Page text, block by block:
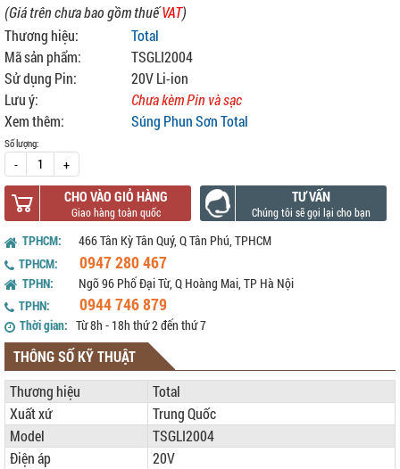
(Giá trên chưa bao gồm thuếVAT)
Thương hiệu:
Total
Mã sản phẩm:
TSGLI2004
Sử dụng Pin:
20V Li-ion
Lưu ý:
Chưa kèm Pin và sạc
Xem thêm:
Súng Phun Sơn Total
Số lượng:
- +
CHO VÀO GIỎ HÀNG TƯ VẤN
TPHCM:
466 Tân Kỳ Tân Quý, Q Tân Phú, TPHCM
TPHCM:
0947 280 467
TPHN:
Ngõ 96 Phố Đại Từ, Q Hoàng Mai, TP Hà Nội
TPHN:
0944 746 879
Thời gian: Từ 8h - 18h thứ 2 đến thứ 7
THÔNG SỐ KỸ THUẬT
Thương hiệu
Total
Xuất xứ
Trung Quốc
Model
TSGLI2004
Điện áp
20V